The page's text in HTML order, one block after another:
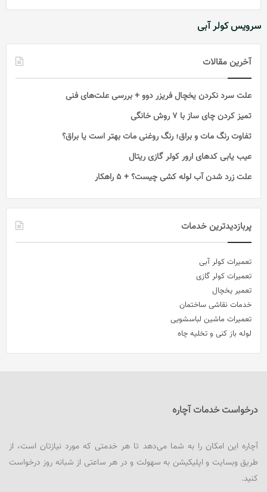
سرویس کولر آبی
آخرین مقالات
علت سرد نکردن یخچال فریزر دوو + بررسی علت‌های فنی
تمیز کردن چای ساز با ۷ روش خانگی
تفاوت رنگ مات و براق؛ رنگ روغنی مات بهتر است یا براق؟
عیب یابی کدهای ارور کولر گازی ریتال
علت زرد شدن آب لوله کشی چیست؟ + 5 راهکار
پربازدیدترین خدمات
تعمیرات کولر آبی
تعمیرات کولر گازی
تعمیر یخچال
خدمات نقاشی ساختمان
تعمیرات ماشین لباسشویی
لوله باز کنی و تخلیه چاه
درخواست خدمات آچاره
آچاره این امکان را به شما می‌دهد تا هر خدمتی که مورد نیازتان است، از
طریق وبسایت و اپلیکیشن به سهولت و در هر ساعتی از شبانه روز درخواست
کنید.